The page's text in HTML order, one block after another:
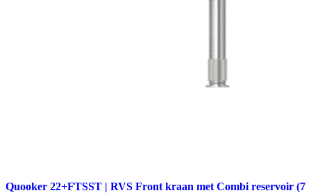
Quooker 22+FTSST | RVS Front kraan met Combi reservoir (7